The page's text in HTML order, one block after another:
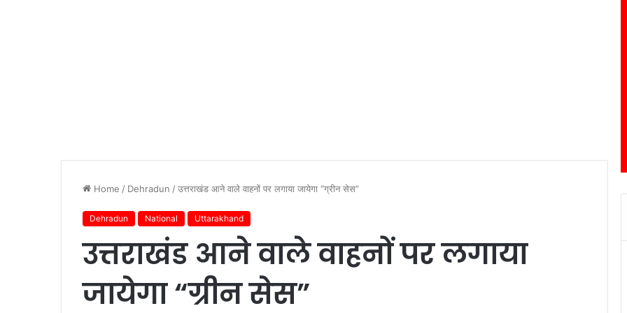
Home / Dehradun /उत्तराखंड आने वाले वाहनों पर लगाया जायेगा “ग्रीन सेस”
Dehradun National Uttarakhand
उत्तराखंड आने वाले वाहनों पर लगाया
जायेगा “ग्रीन सेस”